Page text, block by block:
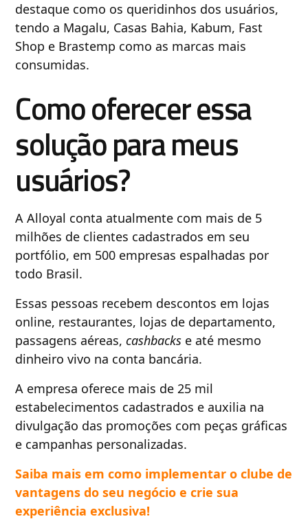
destaque como os queridinhos dos usuários,
tendo a Magalu, Casas Bahia, Kabum, Fast
Shop e Brastemp como as marcas mais
consumidas.
Como oferecer essa
solução para meus
usuários?
A Alloyal conta atualmente com mais de 5
milhões de clientes cadastrados em seu
portfólio, em 500 empresas espalhadas por
todo Brasil.
Essas pessoas recebem descontos em lojas
online, restaurantes, lojas de departamento,
passagens aéreas,cashbacks e até mesmo
dinheiro vivo na conta bancária.
A empresa oferece mais de 25 mil
estabelecimentos cadastrados e auxilia na
divulgação das promoções com peças gráficas
e campanhas personalizadas.
Saiba mais em como implementar o clube de
vantagens do seu negócio e crie sua
experiência exclusiva!